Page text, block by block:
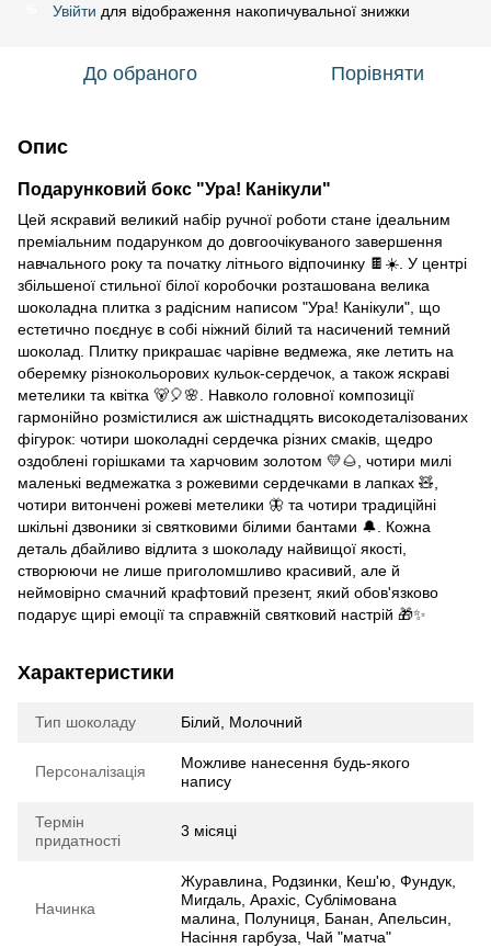
Увійти для відображення накопичувальної знижки
До обраного Порівняти
Опис
Подарунковий бокс "Ура! Канікули"
Цей яскравий великий набір ручної роботи стане ідеальним
преміальним подарунком до довгоочікуваного завершення
навчального року та початку літнього відпочинку 🍫☀️. У центрі
збільшеної стильної білої коробочки розташована велика
шоколадна плитка з радісним написом "Ура! Канікули", що
естетично поєднує в собі ніжний білий та насичений темний
шоколад. Плитку прикрашає чарівне ведмежа, яке летить на
оберемку різнокольорових кульок-сердечок, а також яскраві
метелики та квітка 🐻🎈🌸. Навколо головної композиції
гармонійно розмістилися аж шістнадцять високодеталізованих
фігурок: чотири шоколадні сердечка різних смаків, щедро
оздоблені горішками та харчовим золотом 💛🌰, чотири милі
маленькі ведмежатка з рожевими сердечками в лапках 🧸,
чотири витончені рожеві метелики 🦋 та чотири традиційні
шкільні дзвоники зі святковими білими бантами 🔔. Кожна
деталь дбайливо відлита з шоколаду найвищої якості,
створюючи не лише приголомшливо красивий, але й
неймовірно смачний крафтовий презент, який обов'язково
подарує щирі емоції та справжній святковий настрій 🎁✨
Характеристики
Тип шоколаду Білий, Молочний
Персоналізація
Можливе нанесення будь-якого
напису
Термін
придатності
3 місяці
Начинка
Журавлина, Родзинки, Кеш'ю, Фундук,
Мигдаль, Арахіс, Сублімована
малина, Полуниця, Банан, Апельсин,
Насіння гарбуза, Чай "матча"